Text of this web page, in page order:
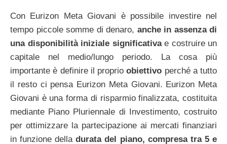
Con Eurizon Meta Giovani è possibile investire nel
tempo piccole somme di denaro, anche in assenza di
una disponibilità iniziale significativae costruire un
capitale nel medio/lungo periodo. La cosa più
importante è definire il proprioobiettivo perché a tutto
il resto ci pensa Eurizon Meta Giovani. Eurizon Meta
Giovani è una forma di risparmio finalizzata, costituita
mediante Piano Pluriennale di Investimento, costruito
per ottimizzare la partecipazione ai mercati finanziari
in funzione delladurata del piano, compresa tra 5 e